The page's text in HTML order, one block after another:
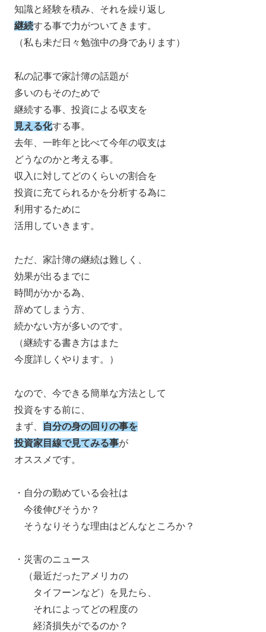
知識と経験を積み、それを繰り返し
継続する事で力がついてきます。
（私も未だ日々勉強中の身であります）
私の記事で家計簿の話題が
多いのもそのためで
継続する事、投資による収支を
見える化する事。
去年、一昨年と比べて今年の収支は
どうなのかと考える事。
収入に対してどのくらいの割合を
投資に充てられるかを分析する為に
利用するために
活用していきます。
ただ、家計簿の継続は難しく、
効果が出るまでに
時間がかかる為、
辞めてしまう方、
続かない方が多いのです。
（継続する書き方はまた
今度詳しくやります。）
なので、今できる簡単な方法として
投資をする前に、
まず、
自分の身の回りの事を
投資家目線で見てみる事が
オススメです。
・自分の勤めている会社は
今後伸びそうか？
そうなりそうな理由はどんなところか？
・災害のニュース
（最近だったアメリカの
タイフーンなど）を見たら、
それによってどの程度の
経済損失がでるのか？